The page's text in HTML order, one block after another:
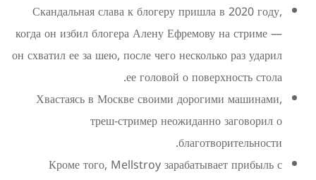
Скандальная слава к блогеру пришла в
когда он избил блогера Алену Ефремову
он схватил ее за шею, после чего несколько
ее головой о
Хвастаясь в Москве своими дорогими
треш-стример неожиданно
Кроме того, Mellstroy зарабатывает